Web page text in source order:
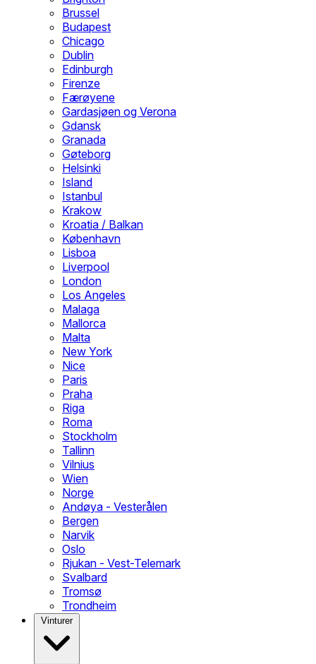
Brussel
Budapest
Chicago
Dublin
Edinburgh
Firenze
Færøyene
Gardasjøen og Verona
Gdansk
Granada
Gøteborg
Helsinki
Island
Istanbul
Krakow
Kroatia / Balkan
København
Lisboa
Liverpool
London
Los Angeles
Malaga
Mallorca
Malta
New York
Nice
Paris
Praha
Riga
Roma
Stockholm
Tallinn
Vilnius
Wien
Norge
Andøya - Vesterålen
Bergen
Narvik
Oslo
Rjukan - Vest-Telemark
Svalbard
Tromsø
Trondheim
Vinturer